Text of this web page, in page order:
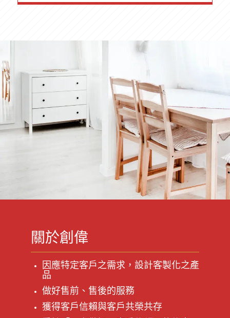
關於創偉
因應特定客戶之需求，設計客製化之產
品
做好售前、售後的服務
獲得客戶信賴與客戶共榮共存